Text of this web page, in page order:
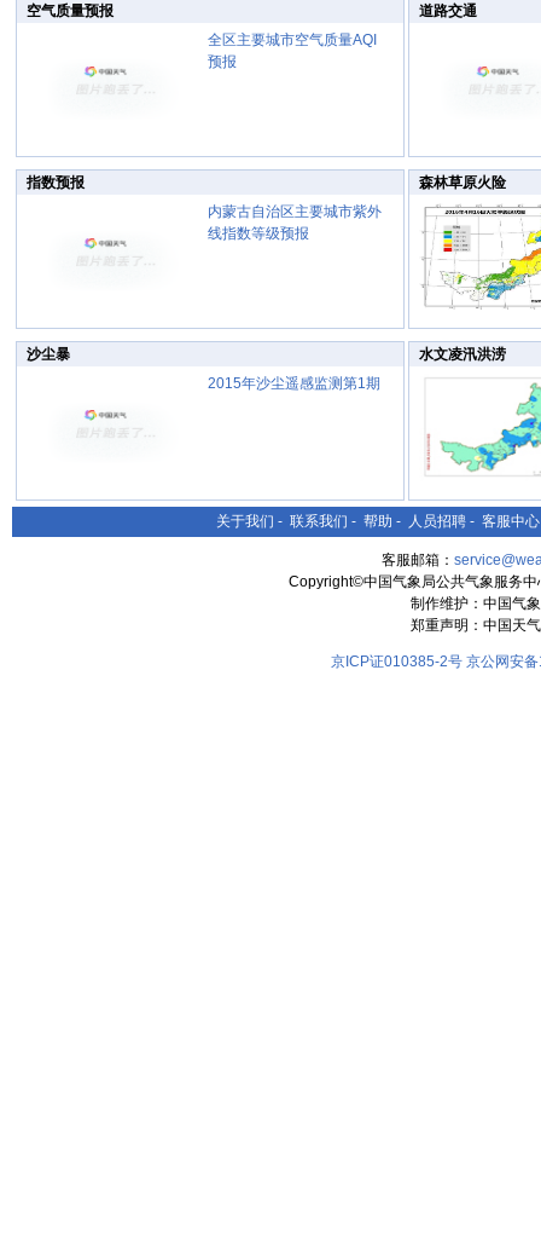
空气质量预报
全区主要城市空气质量AQI
预报
道路交通
指数预报
内蒙古自治区主要城市紫外
线指数等级预报
森林草原火险
沙尘暴
2015年沙尘遥感监测第1期
水文凌汛洪涝
关于我们 - 联系我们 - 帮助 - 人员招聘 - 客服中心
客服邮箱：
Copyright©中国气象局公共气象服务
制作维护：中国气
郑重声明：中国天
京ICP证010385-2号 京公网安